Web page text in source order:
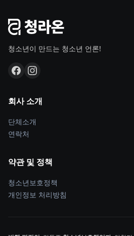
청소년이 만드는 청소년 언론!
회사 소개
단체소개
연락처
약관 및 정책
청소년보호정책
개인정보 처리방침